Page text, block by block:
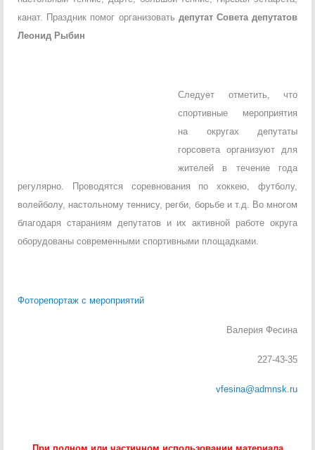
канат. Праздник помог организовать депутат Совета депутатов
Леонид Рыбин
Следует отметить, что
спортивные мероприятия
на округах депутаты
горсовета организуют для
жителей в течение года
регулярно. Проводятся соревнования по хоккею, футболу,
волейболу, настольному теннису, регби, борьбе и т.д. Во многом
благодаря стараниям депутатов и их активной работе округа
оборудованы современными спортивными площадками.
Фоторепортаж с мероприятий
Валерия Фесина
227-43-35
vfesina@admnsk.ru